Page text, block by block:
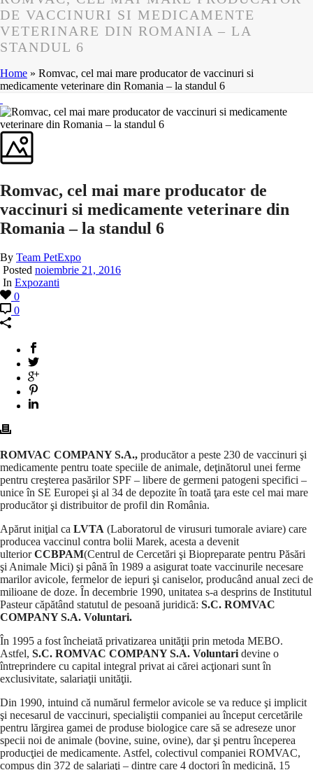
DE VACCINURI SI MEDICAMENTE
VETERINARE DIN ROMANIA – LA
STANDUL 6
Home » Romvac, cel mai mare producator de vaccinuri si
medicamente veterinare din Romania – la standul 6
Romvac, cel mai mare producator de
vaccinuri si medicamente veterinare din
Romania – la standul 6
By Team PetExpo
Posted noiembrie 21, 2016
In Expozanti
0
0
ROMVAC COMPANY S.A., producător a peste 230 de vaccinuri şi
medicamente pentru toate speciile de animale, deţinătorul unei ferme
pentru creşterea pasărilor SPF – libere de germeni patogeni specifici –
unice în SE Europei şi al 34 de depozite în toată ţara este cel mai mare
producător şi distribuitor de profil din România.
Apărut iniţial ca LVTA (Laboratorul de virusuri tumorale aviare) care
producea vaccinul contra bolii Marek, acesta a devenit
ulteriorCCBPAM(Centrul de Cercetări şi Biopreparate pentru Păsări
şi Animale Mici) şi până în 1989 a asigurat toate vaccinurile necesare
marilor avicole, fermelor de iepuri şi caniselor, producând anual zeci de
milioane de doze. În decembrie 1990, unitatea s-a desprins de Institutul
Pasteur căpătând statutul de pesoană juridică: S.C. ROMVAC
COMPANY S.A. Voluntari.
În 1995 a fost încheiată privatizarea unităţii prin metoda MEBO.
Astfel, S.C. ROMVAC COMPANY S.A. Voluntaridevine o
întreprindere cu capital integral privat ai cărei acţionari sunt în
exclusivitate, salariaţii unităţii.
Din 1990, intuind că numărul fermelor avicole se va reduce şi implicit
şi necesarul de vaccinuri, specialiştii companiei au început cercetările
pentru lărgirea gamei de produse biologice care să se adreseze unor
specii noi de animale (bovine, suine, ovine), dar şi pentru începerea
producţiei de medicamente. Astfel, colectivul companiei ROMVAC,
compus din 372 de salariaţi – dintre care 4 doctori în medicină, 15